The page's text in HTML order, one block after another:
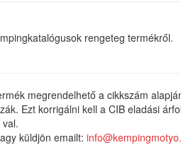
rengeteg termékről.
megrendelhető a cikkszám
Ezt korrigálni kell a CIB eladási
val.
küldjön emailt: